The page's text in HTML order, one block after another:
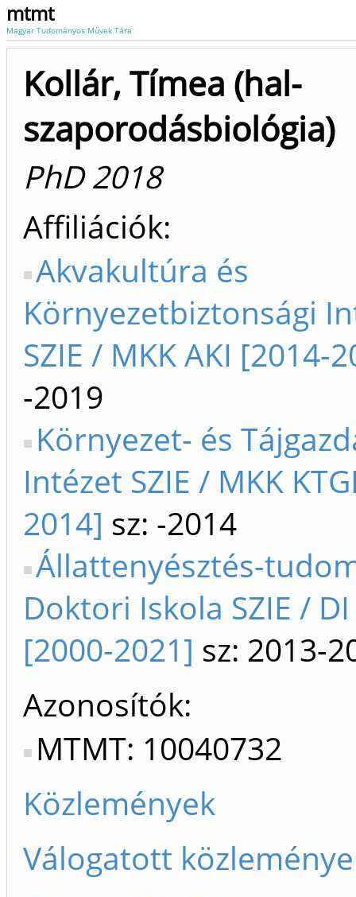
mtmt
Magyar Tudományos Művek Tára
Kollár, Tímea (hal-
szaporodásbiológia)
PhD 2018
Affiliációk
Akvakultúra és
Környezetbiztonsági
SZIE / MKK AKI [2014-
-2019
Környezet- és
Intézet SZIE / MKK
2014] sz: -2014
Állattenyésztés-
Doktori Iskola SZIE /
[2000-2021] sz: 2013-
Azonosítók
MTMT: 10040732
Közlemények
Válogatott